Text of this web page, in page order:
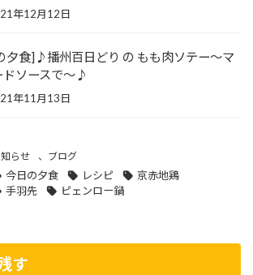
年12月12日
夕食]♪播州百日どり の もも肉ソテー～マ
ドソースで～♪
年11月13日
らせ 、 ブログ
今日の夕食 レシピ
京赤地鶏
手羽先
ピェンロー鍋
す